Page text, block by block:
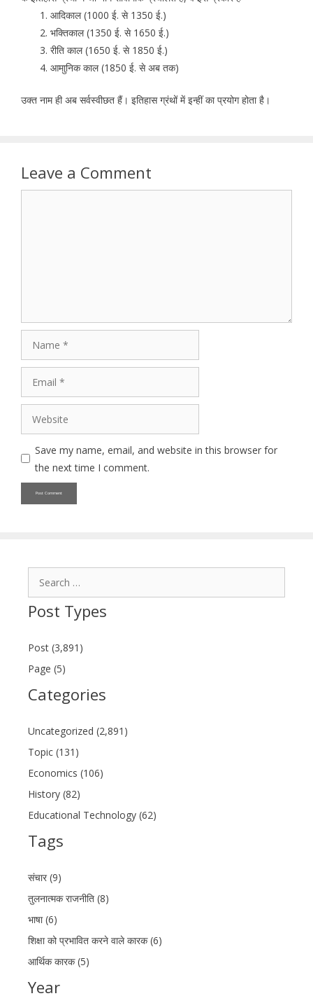
आदिकाल (1000 ई. से 1350 ई.)
भक्तिकाल (1350 ई. से 1650 ई.)
रीति काल (1650 ई. से 1850 ई.)
आमाुनिक काल (1850 ई. से अब तक)
उक्त नाम ही अब सर्वस्वीछत हैं। इतिहास ग्रंथों में इन्हीं का प्रयोग होता है।
Leave a Comment
Save my name, email, and website in this browser for
the next time I comment.
Post Types
Post (3,891)
Page (5)
Categories
Uncategorized (2,891)
Topic (131)
Economics (106)
History (82)
Educational Technology (62)
Tags
संचार (9)
तुलनात्मक राजनीति (8)
भाषा (6)
शिक्षा को प्रभावित करने वाले कारक (6)
आर्थिक कारक (5)
Year